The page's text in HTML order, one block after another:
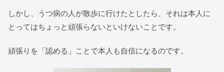
しかし、うつ病の人が散歩に行けたとしたら、それは本人に
とってはちょっと頑張らないといけないことです。
頑張りを「認める」ことで本人も自信になるのです。